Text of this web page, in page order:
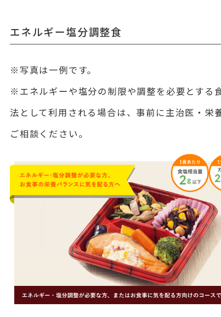
エネルギー塩分調整食
※写真は一例です。
※エネルギーや塩分の制限や調整を必要とする
法として利用される場合は、事前に主治医・栄
ご相談ください。